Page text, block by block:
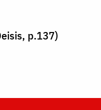
p.137)